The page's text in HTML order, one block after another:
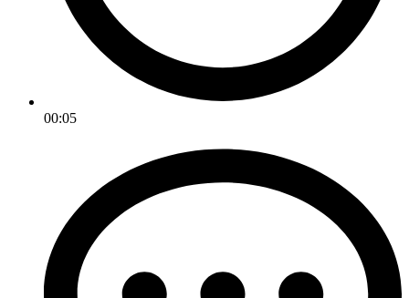
00:05